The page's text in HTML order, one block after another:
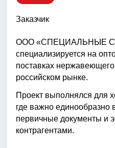
Заказчик
ООО «СПЕЦИАЛЬНЫЕ
специализируется на
поставках
российском рынке.
Проект выполнялся для
где важно единообразно
первичные документы и
контрагентами.